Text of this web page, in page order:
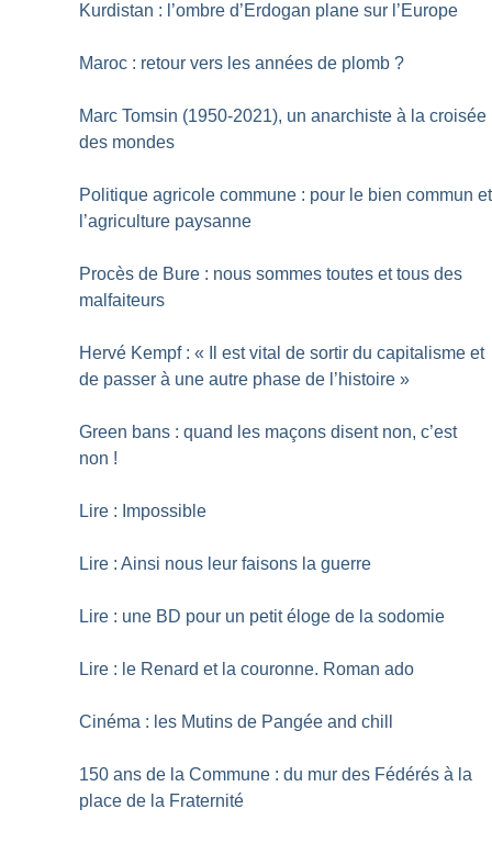
Kurdistan : l’ombre d’Erdogan plane sur l’Europe
Maroc : retour vers les années de plomb ?
Marc Tomsin (1950-2021), un anarchiste à la croisée
des mondes
Politique agricole commune : pour le bien commun et
l’agriculture paysanne
Procès de Bure : nous sommes toutes et tous des
malfaiteurs
Hervé Kempf : «
Il est vital de sortir du capitalisme et
de passer à une autre phase de l’histoire »
Green bans : quand les maçons disent non, c’est
non !
Lire : Impossible
Lire : Ainsi nous leur faisons la guerre
Lire : une BD pour un petit éloge de la sodomie
Lire : le Renard et la couronne. Roman ado
Cinéma : les Mutins de Pangée and chill
150 ans de la Commune : du mur des Fédérés à la
place de la Fraternité